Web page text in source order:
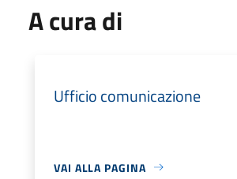
A cura di
Ufficio comunicazione
VAI ALLA PAGINA